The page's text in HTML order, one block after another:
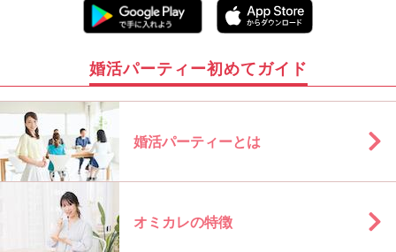
婚活パーティー初めてガイド
婚活パーティーとは
オミカレの特徴